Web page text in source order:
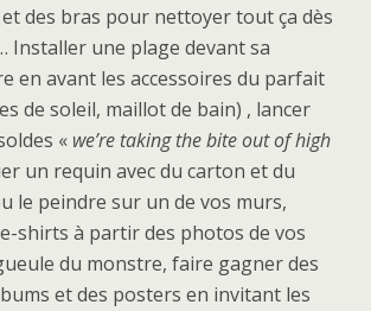
des bras pour nettoyer tout ça dès
Installer une plage devant sa
en avant les accessoires du parfait
de soleil, maillot de bain) , lancer
« we’re taking the bite out of high
un requin avec du carton et du
le peindre sur un de vos murs,
shirts à partir des photos de vos
du monstre, faire gagner des
et des posters en invitant les